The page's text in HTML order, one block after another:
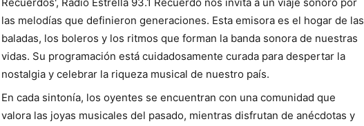
Recuerdos', Radio Estrella 93.1 Recuerdo nos invita a un viaje sonoro por
las melodías que definieron generaciones. Esta emisora es el hogar de las
baladas, los boleros y los ritmos que forman la banda sonora de nuestras
vidas. Su programación está cuidadosamente curada para despertar la
nostalgia y celebrar la riqueza musical de nuestro país.
En cada sintonía, los oyentes se encuentran con una comunidad que
valora las joyas musicales del pasado, mientras disfrutan de anécdotas y